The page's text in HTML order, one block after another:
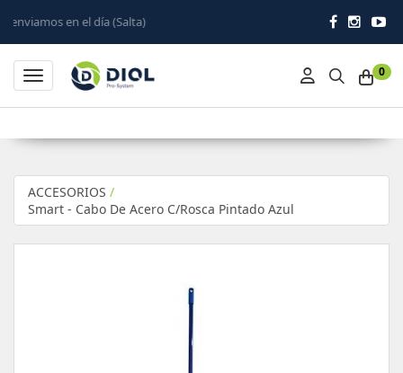
(Salta)
0
Toggle navigation
ACCESORIOS /
Smart - Cabo De Acero C/Rosca Pintado Azul